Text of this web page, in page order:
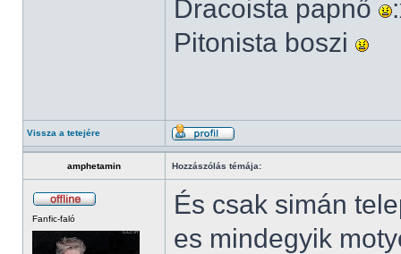
Dracoista papnő
Pitonista boszi
Vissza a tetejére
amphetamin Hozzászólás témája:
Fanfic-faló
És csak simán
es mindegyik